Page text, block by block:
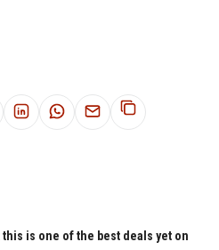
this is one of the best deals yet on